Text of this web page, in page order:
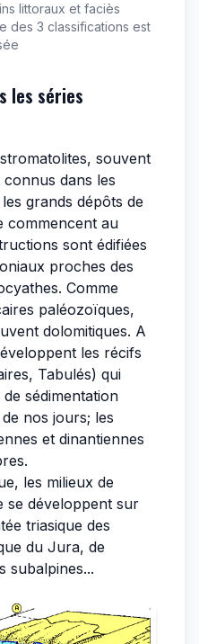
littoraux et faciès
des 3 classifications est
les séries
souvent
dans les
grands dépôts de
commencent au
sont édifiées
proches des
Comme
paléozoïques,
dolomitiques. A
les récifs
Tabulés) qui
sédimentation
nos jours; les
et dinantiennes
les milieux de
se développent sur
triasique des
du Jura, de
subalpines...